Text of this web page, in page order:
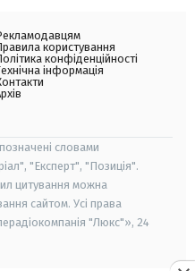
користування
конфіденційності
інформація
словами
"Експерт", "Позиція".
цитування можна
сайтом. Усі права
"Люкс"», 24